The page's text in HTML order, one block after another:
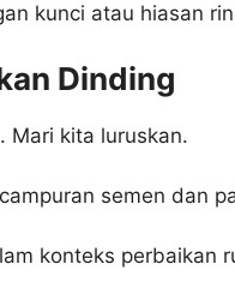
kunci atau hiasan
Dinding
Mari kita luruskan.
semen dan
konteks perbaikan